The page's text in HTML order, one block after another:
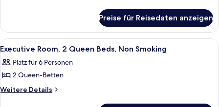
Bed,
Non
Smoking
anzeigen
Room,
King
Non
Smoking
Preise für Reisedaten anzeigen
Alle
Fotos
für
Executive
Room,
Ein Hotelzimmer mit zwei Betten,
2
Executive Room, 2 Queen Beds, Non Smoking
Platz für 6 Personen
2 Queen-Betten
Weitere Details
Weitere